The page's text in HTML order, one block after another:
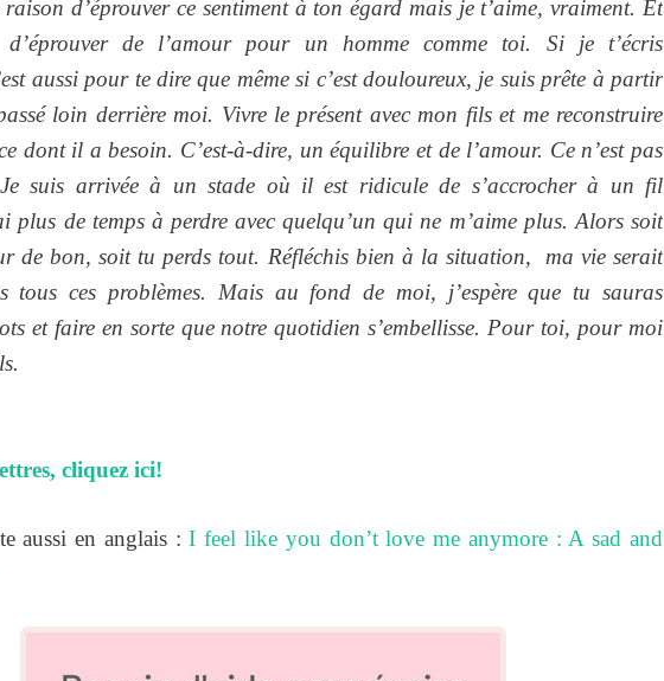
raison d’éprouver ce sentiment à ton égard mais je t’aime, vraiment. Et
d’éprouver de l’amour pour un homme comme toi. Si je t’écris
aussi pour te dire que même si c’est douloureux, je suis prête à partir
loin derrière moi. Vivre le présent avec mon fils et me reconstruire
dont il a besoin. C’est-à-dire, un équilibre et de l’amour. Ce n’est pas
suis arrivée à un stade où il est ridicule de s’accrocher à un fil
plus de temps à perdre avec quelqu’un qui ne m’aime plus. Alors soit
de bon, soit tu perds tout. Réfléchis bien à la situation, ma vie serait
tous ces problèmes. Mais au fond de moi, j’espère que tu sauras
et faire en sorte que notre quotidien s’embellisse. Pour toi, pour moi
cliquez ici!
aussi en anglais :I feel like you don’t love me anymore : A sad and